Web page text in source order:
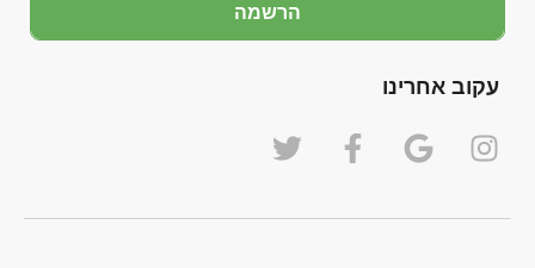
הרשמה
עקוב אחרינו